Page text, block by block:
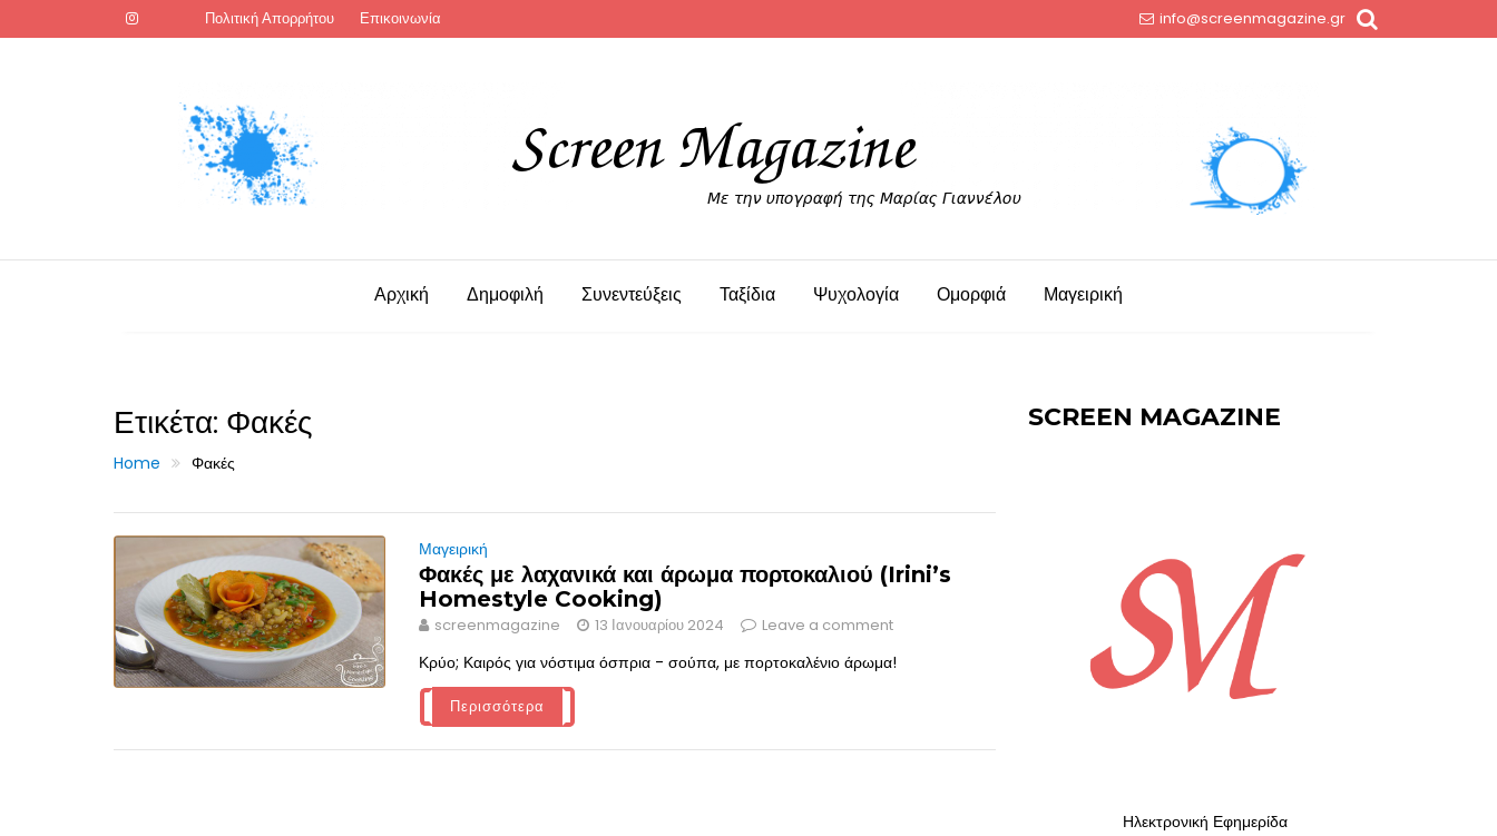
to
Πολιτική Απορρήτου Επικοινωνία info@screenmagazine.gr
Αρχική Δημοφιλή Συνεντεύξεις Ταξίδια Ψυχολογία Ομορφιά Μαγειρική
Ετικέτα: Φακές
Home Φακές
Μαγειρική
Φακές με λαχανικά και άρωμα πορτοκαλιού (Irini’s
Homestyle Cooking)
screenmagazine 13 Ιανουαρίου 2024 Leave a comment
Κρύο; Καιρός για νόστιμα όσπρια - σούπα, με πορτοκαλένιο άρωμα!
Περισσότερα
SCREEN MAGAZINE
Ηλεκτρονική Εφημερίδα